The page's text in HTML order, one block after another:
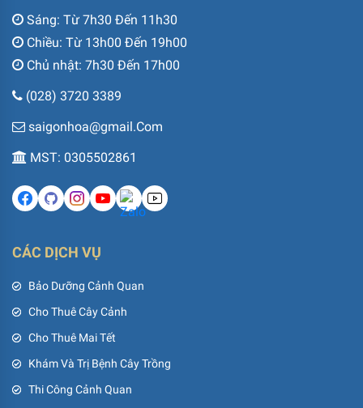
Sáng: Từ 7h30 Đến 11h30
Chiều: Từ 13h00 Đến 19h00
Chủ nhật: 7h30 Đến 17h00
(028) 3720 3389
saigonhoa@gmail.Com
MST: 0305502861
CÁC DỊCH VỤ
Bảo Dưỡng Cảnh Quan
Cho Thuê Cây Cảnh
Cho Thuê Mai Tết
Khám Và Trị Bệnh Cây Trồng
Thi Công Cảnh Quan